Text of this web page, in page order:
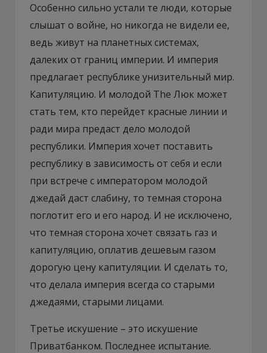
Особенно сильно устали те люди, которые
слышат о войне, но никогда не видели ее,
ведь живут на планетных системах,
далеких от границ империи. И империя
предлагает республике унизительный мир.
Капитуляцию. И молодой The Люк может
стать тем, кто перейдет красные линии и
ради мира предаст дело молодой
республики. Империя хочет поставить
республику в зависимость от себя и если
при встрече с императором молодой
джедай даст слабину, то темная сторона
поглотит его и его народ. И не исключено,
что темная сторона хочет связать газ и
капитуляцию, оплатив дешевым газом
дорогую цену капитуляции. И сделать то,
что делала империя всегда со старыми
джедаями, старыми лицами.
Третье искушение – это искушение
Приватбанком. Последнее испытание.